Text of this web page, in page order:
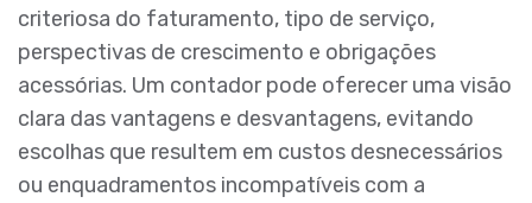
criteriosa do faturamento, tipo de serviço,
perspectivas de crescimento e obrigações
acessórias. Um contador pode oferecer uma visão
clara das vantagens e desvantagens, evitando
escolhas que resultem em custos desnecessários
ou enquadramentos incompatíveis com a